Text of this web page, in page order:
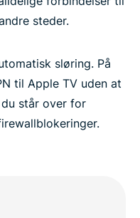
steder.
sløring. På
til Apple TV uden at
står over for